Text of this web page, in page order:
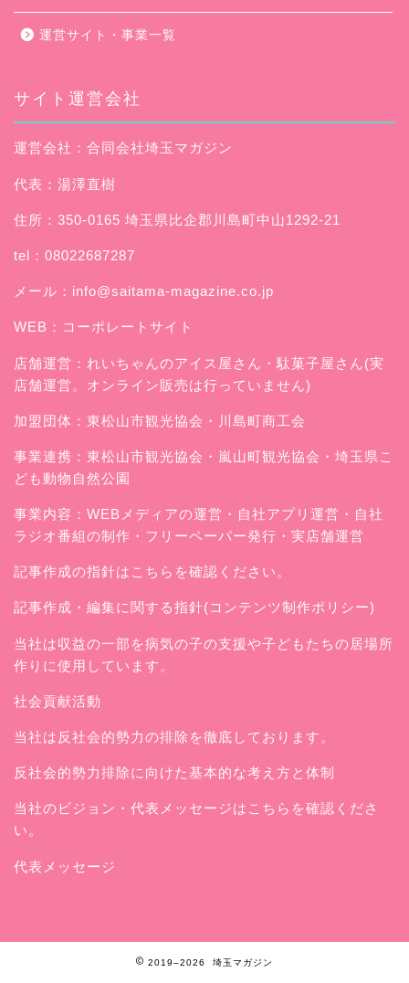
運営サイト・事業一覧
サイト運営会社
運営会社：合同会社埼玉マガジン
代表：湯澤直樹
住所：350-0165 埼玉県比企郡川島町中山1292-21
tel：08022687287
メール： info@saitama-magazine.co.jp
WEB： コーポレートサイト
店舗運営： れいちゃんのアイス屋さん ・駄菓子屋さん(実
店舗運営。オンライン販売は行っていません)
加盟団体：東松山市観光協会・川島町商工会
事業連携：東松山市観光協会・嵐山町観光協会・埼玉県こ
ども動物自然公園
事業内容：WEBメディアの運営・自社アプリ運営・自社
ラジオ番組の制作・フリーペーパー発行・実店舗運営
記事作成の指針はこちらを確認ください。
記事作成・編集に関する指針(コンテンツ制作ポリシー)
当社は収益の一部を病気の子の支援や子どもたちの居場所
作りに使用しています。
社会貢献活動
当社は反社会的勢力の排除を徹底しております。
反社会的勢力排除に向けた基本的な考え方と体制
当社のビジョン・代表メッセージはこちらを確認くださ
い。
代表メッセージ
2019–2026 埼玉マガジン